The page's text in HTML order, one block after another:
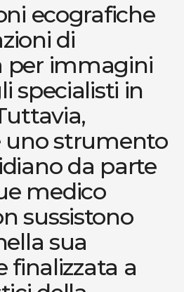
ecografiche
di
per immagini
specialisti in
uno strumento
da parte
medico
sussistono
sua
finalizzata a